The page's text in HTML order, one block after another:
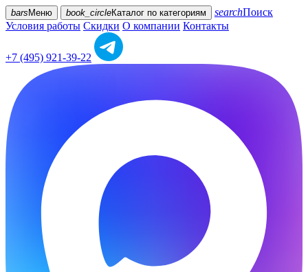
bars Меню book_circleКаталог по категориям searchПоиск
Условия работы Скидки О компании Контакты
+7 (495) 921-39-22